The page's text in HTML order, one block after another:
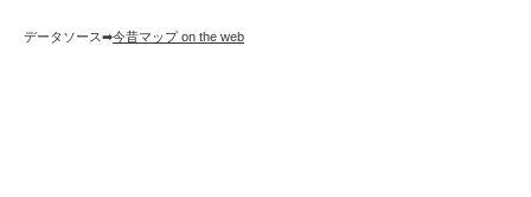
データソース➡︎今昔マップ on the web